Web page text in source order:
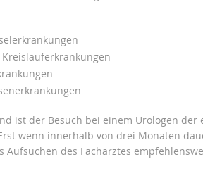
ist der Besuch bei einem Urologen der
wenn innerhalb von drei Monaten
Aufsuchen des Facharztes